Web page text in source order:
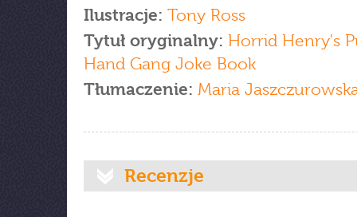
Ilustracje: Tony Ross
Tytuł oryginalny: Horrid Henry's
Hand Gang Joke Book
Tłumaczenie: Maria
Recenzje